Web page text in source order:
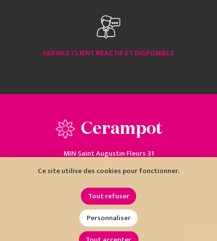
SERVICE CLIENT RÉACTIF ET DISPONIBLE
Cerampot
MIN Saint Augustin Fleurs 31
04 93 18 80 10
Ce site utilise des cookies pour fonctionner.
Tout refuser
Personnaliser